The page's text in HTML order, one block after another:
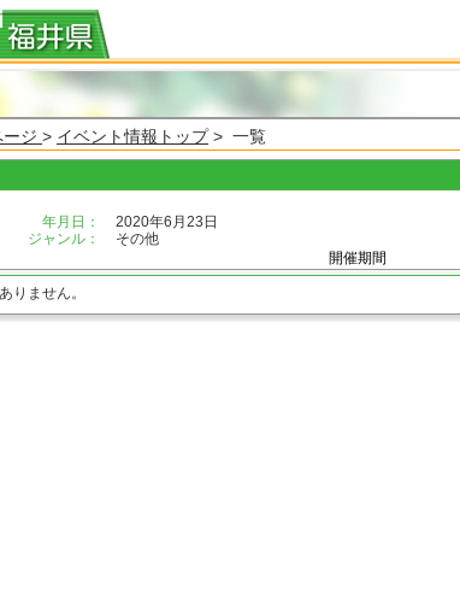
ージ > イベント情報トップ> 一覧
年月日：
2020年6月23日
ジャンル：
その他
開催期間
りません。